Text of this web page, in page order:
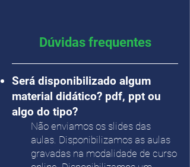
Dúvidas frequentes
Será disponibilizado algum
material didático? pdf, ppt ou
algo do tipo?
Não enviamos os slides das
aulas. Disponibilizamos as aulas
gravadas na modalidade de curso